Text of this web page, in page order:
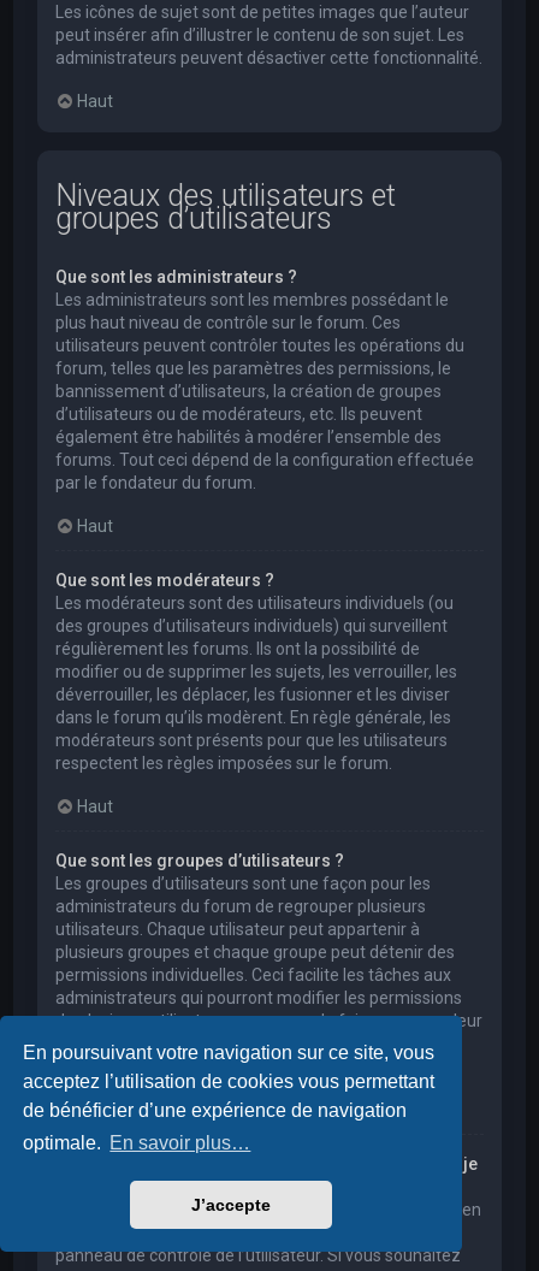
En poursuivant votre navigation sur ce site, vous
acceptez l’utilisation de cookies vous permettant
de bénéficier d’une expérience de navigation
optimale. En savoir plus…
J’accepte
Les icônes de sujet sont de petites images que l’auteur
peut insérer afin d’illustrer le contenu de son sujet. Les
administrateurs peuvent désactiver cette fonctionnalité.
Haut
Niveaux des utilisateurs et
groupes d’utilisateurs
Que sont les administrateurs ?
Les administrateurs sont les membres possédant le
plus haut niveau de contrôle sur le forum. Ces
utilisateurs peuvent contrôler toutes les opérations du
forum, telles que les paramètres des permissions, le
bannissement d’utilisateurs, la création de groupes
d’utilisateurs ou de modérateurs, etc. Ils peuvent
également être habilités à modérer l’ensemble des
forums. Tout ceci dépend de la configuration effectuée
par le fondateur du forum.
Haut
Que sont les modérateurs ?
Les modérateurs sont des utilisateurs individuels (ou
des groupes d’utilisateurs individuels) qui surveillent
régulièrement les forums. Ils ont la possibilité de
modifier ou de supprimer les sujets, les verrouiller, les
déverrouiller, les déplacer, les fusionner et les diviser
dans le forum qu’ils modèrent. En règle générale, les
modérateurs sont présents pour que les utilisateurs
respectent les règles imposées sur le forum.
Haut
Que sont les groupes d’utilisateurs ?
Les groupes d’utilisateurs sont une façon pour les
administrateurs du forum de regrouper plusieurs
utilisateurs. Chaque utilisateur peut appartenir à
plusieurs groupes et chaque groupe peut détenir des
permissions individuelles. Ceci facilite les tâches aux
administrateurs qui pourront modifier les permissions
de plusieurs utilisateurs en une seule fois, ou encore leur
accorder des pouvoirs de modération, ou bien leur
donner accès à un forum privé.
Haut
Où sont les groupes d’utilisateurs et comment puis-je
en rejoindre un ?
Vous pouvez consulter tous les groupes d’utilisateurs en
cliquant sur le lien « Groupes d’utilisateurs » depuis le
panneau de contrôle de l’utilisateur. Si vous souhaitez